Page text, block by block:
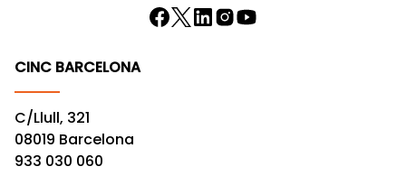
CINC BARCELONA
C/Llull, 321
08019 Barcelona
933 030 060